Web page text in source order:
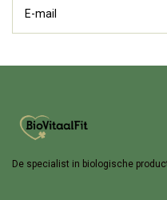
De specialist in biologische